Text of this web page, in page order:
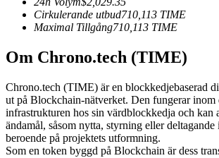
Kopiera Trading
Gå med de bästa handlarna
Cirkulerande utbud710,113 TIME
Maximal Tillgång710,113 TIME
Om Chrono.tech (TIME)
Chrono.tech (TIME) är en blockkedjebaserad
ut på Blockchain-nätverket. Den fungerar inom
infrastrukturen hos sin värdblockkedja och kan
ändamål, såsom nytta, styrning eller deltagande
beroende på projektets utformning.
Som en token byggd på Blockchain är dess